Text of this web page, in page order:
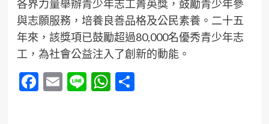
各界力量舉辦青少年志工菁英獎，鼓勵青少年參
與志願服務，培養良善品格及公民素養。二十五
年來，該獎項已鼓勵超過80,000名優秀青少年志
工，為社會公益注入了創新的動能。
Facebook
Email
LineWhatsApp
分